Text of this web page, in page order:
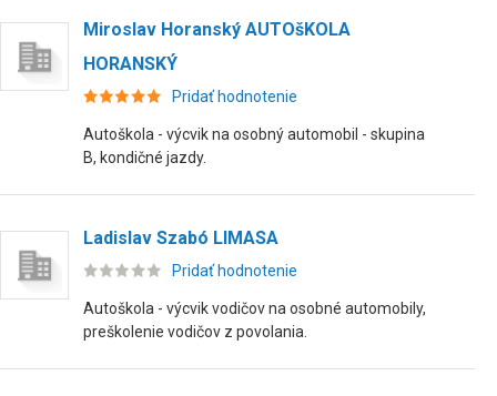
Miroslav Horanský AUTOšKOLA
HORANSKÝ
Pridať hodnotenie
Autoškola - výcvik na osobný automobil - skupina
B, kondičné jazdy.
Ladislav Szabó LIMASA
Pridať hodnotenie
Autoškola - výcvik vodičov na osobné automobily,
preškolenie vodičov z povolania.